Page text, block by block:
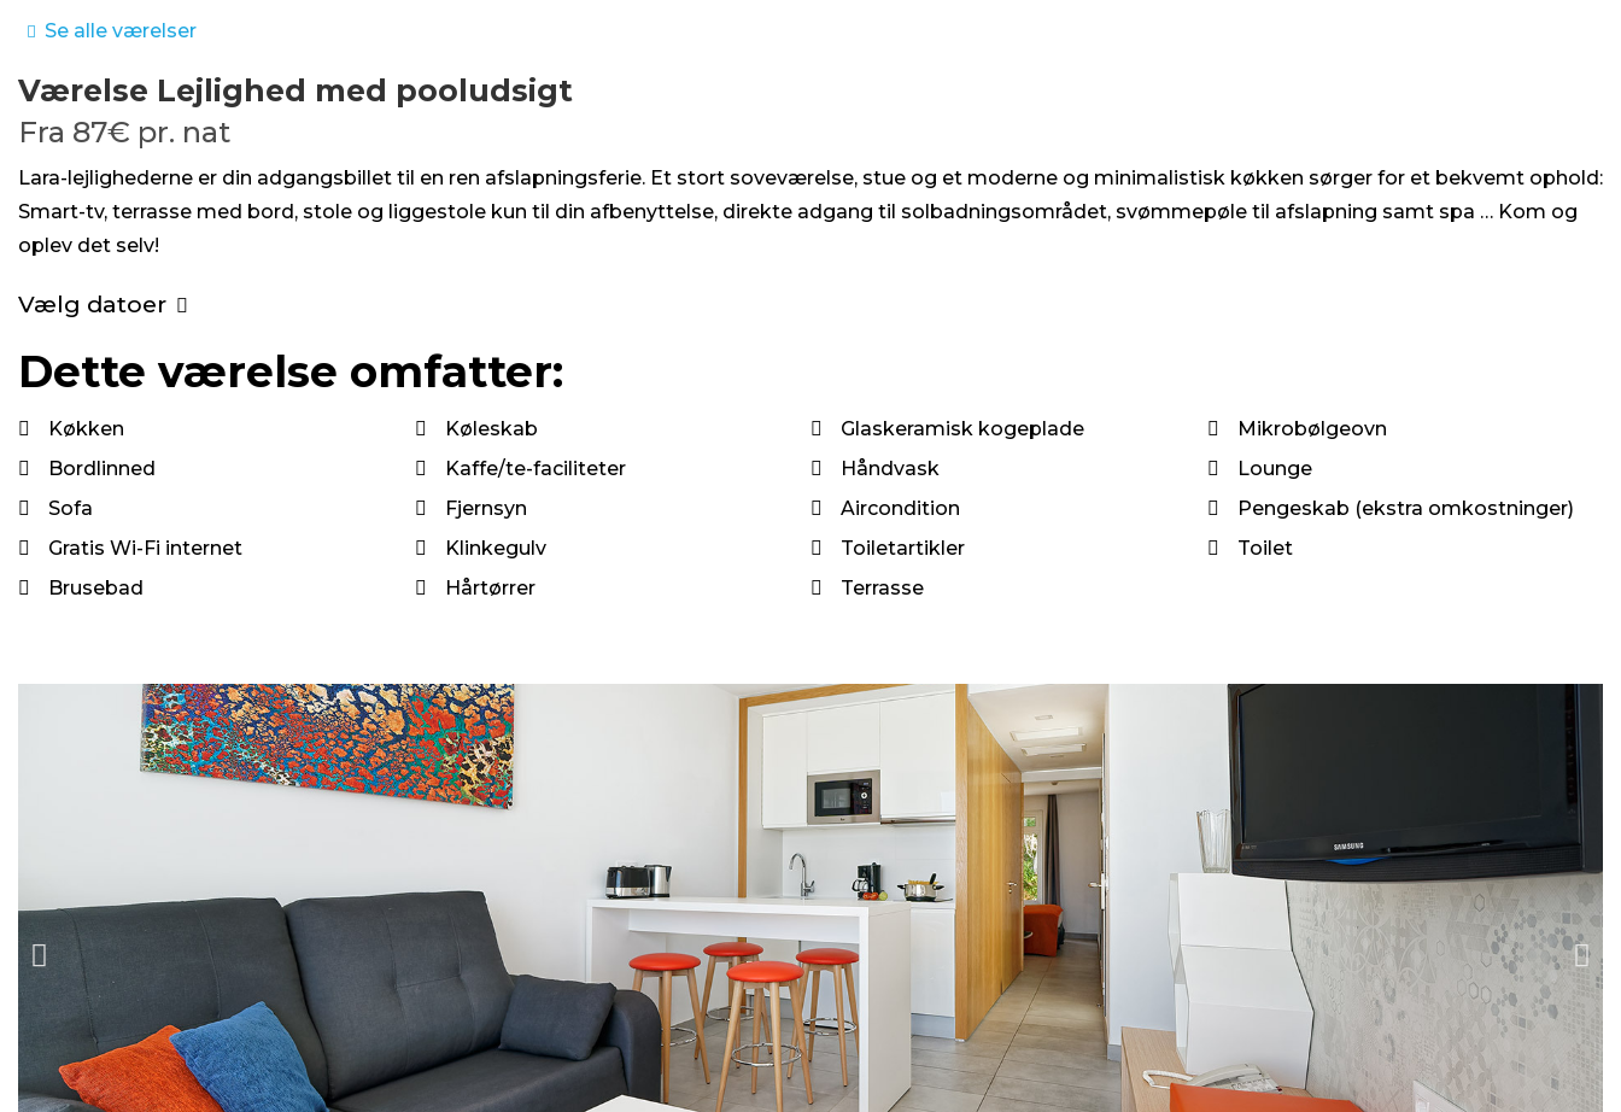
Se alle værelser
Værelse Lejlighed med pooludsigt
Fra 87€ pr. nat
Lara-lejlighederne er din adgangsbillet til en ren afslapningsferie. Et stort soveværelse, stue og et moderne og minimalistisk køkken sørger for et bekvemt ophold:
Smart-tv, terrasse med bord, stole og liggestole kun til din afbenyttelse, direkte adgang til solbadningsområdet, svømmepøle til afslapning samt spa … Kom og
oplev det selv!
Vælg datoer
Dette værelse omfatter:
Køkken Køleskab Glaskeramisk kogeplade
Mikrobølgeovn
Bordlinned
Kaffe/te-faciliteter Håndvask
Lounge
Sofa
Fjernsyn Aircondition
Pengeskab (ekstra omkostninger)
Gratis Wi-Fi internet
Klinkegulv Toiletartikler
Toilet
Brusebad
Hårtørrer Terrasse